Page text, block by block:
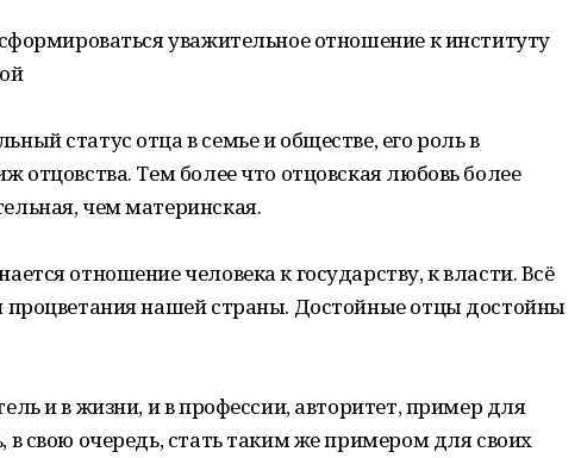
уважительное отношение к институту
статус отца в семье и обществе, его роль в
отцовства. Тем более что отцовская любовь более
чем материнская.
отношение человека к государству, к власти. Всё
процветания нашей страны. Достойные отцы достойны
и в жизни, и в профессии, авторитет, пример для
свою очередь, стать таким же примером для своих